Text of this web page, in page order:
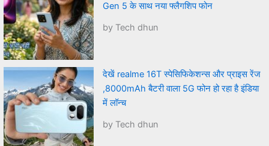
Gen 5 के साथ नया फ्लैगशिप फोन
by Tech dhun
देखें realme 16T स्पेसिफिकेशन्स और प्राइस रेंज
,8000mAh बैटरी वाला 5G फोन हो रहा है इंडिया
में लॉन्च
by Tech dhun